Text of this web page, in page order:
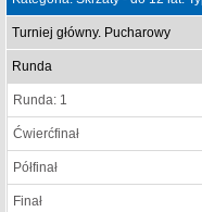
Turniej główny. Pucharowy
Runda
Runda: 1
Ćwierćfinał
Półfinał
Finał